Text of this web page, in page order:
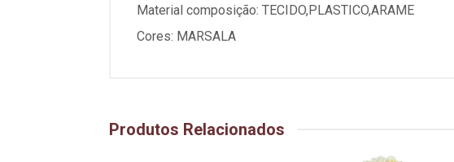
Material composição: TECIDO,PLASTICO,ARAME
Cores: MARSALA
Produtos Relacionados